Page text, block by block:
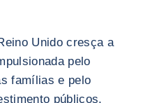
Unido cresça a
pelo
famílias e pelo
públicos.